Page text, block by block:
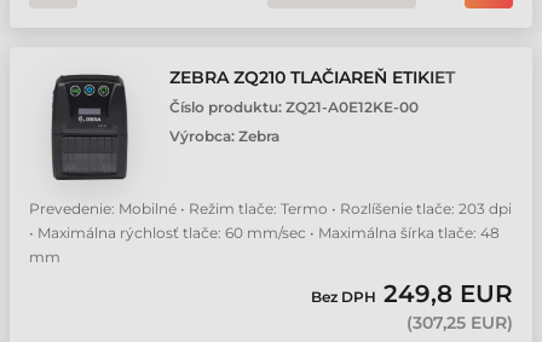
ZEBRA ZQ210 TLAČIAREŇ ETIKIET
Číslo produktu: ZQ21-A0E12KE-00
Výrobca: Zebra
Prevedenie: Mobilné • Režim tlače: Termo • Rozlíšenie tlače: 203 dpi
• Maximálna rýchlosť tlače: 60 mm/sec • Maximálna šírka tlače: 48
mm
Bez DPH 249,8 EUR
(307,25 EUR)